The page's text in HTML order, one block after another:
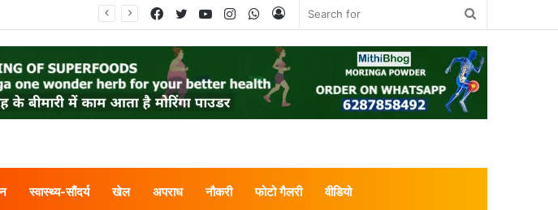
Log
WhatsApp
Instagram
YouTube
Twitter
Facebook
स्वास्थ्य-सौंदर्य खेल अपराध नौकरी फोटो गैलरी वीडियो